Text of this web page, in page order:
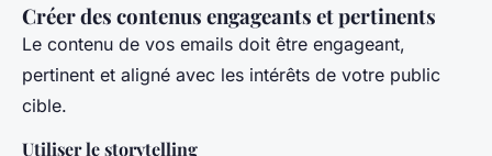
Créer des contenus engageants et pertinents
Le contenu de vos emails doit être engageant,
pertinent et aligné avec les intérêts de votre public
cible.
Utiliser le storytelling